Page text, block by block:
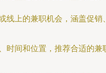
线上的兼职机会，涵盖促销
时间和位置，推荐合适的兼